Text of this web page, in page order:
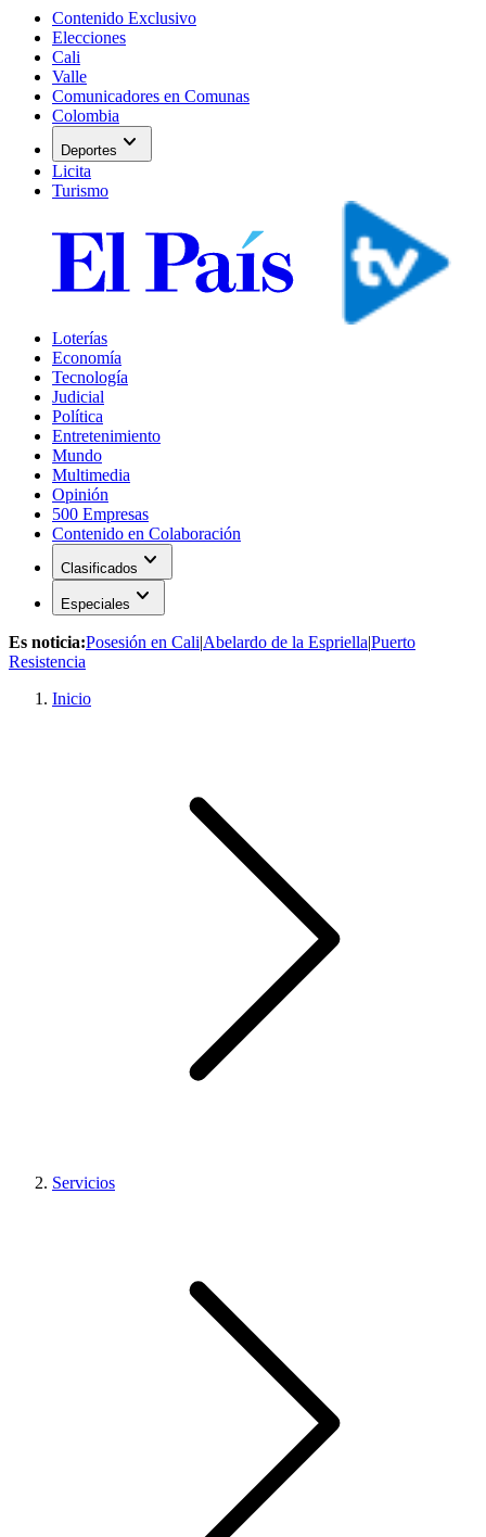
Contenido Exclusivo
Elecciones
Cali
Valle
Comunicadores en Comunas
Colombia
Deportes expand_more
Licita
Turismo
Loterías
Economía
Tecnología
Judicial
Política
Entretenimiento
Mundo
Multimedia
Opinión
500 Empresas
Contenido en Colaboración
Clasificados expand_more
Especiales expand_more
Es noticia:Posesión en Cali|Abelardo de la Espriella|Puerto
Resistencia
Inicio
Servicios